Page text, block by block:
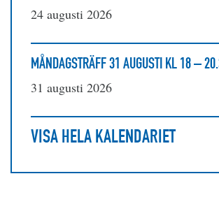
24 augusti 2026
MÅNDAGSTRÄFF 31 AUGUSTI KL 18 –
31 augusti 2026
VISA HELA KALENDARIET